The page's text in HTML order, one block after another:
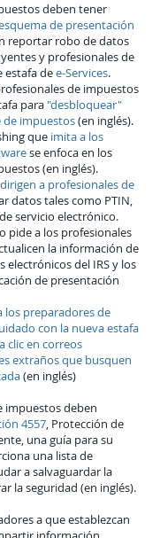
deben tener
de presentación
reportar robo de datos
y profesionales de
estafa dee-Services.
de impuestos
para"desbloquear"
de impuestos(en inglés).
que imita a los
se enfoca en los
(en inglés).
a profesionales de
datos tales como PTIN,
servicio electrónico.
pide a los profesionales
la información de
electrónicos del IRS y los
de presentación
los preparadores de
con la nueva estafa
clic en correos
extraños que busquen
(en inglés)
impuestos deben
4557, Protección de
una guía para su
una lista de
a salvaguardar la
la seguridad (en inglés).
a que establezcan